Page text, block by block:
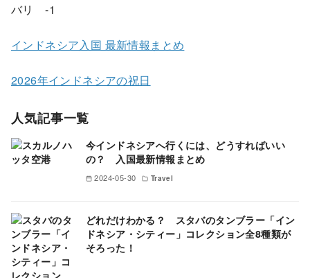
バリ -1
インドネシア入国 最新情報まとめ
2026年インドネシアの祝日
人気記事一覧
今インドネシアへ行くには、どうすればいい
の？ 入国最新情報まとめ
2024-05-30 Travel
どれだけわかる？ スタバのタンブラー「イン
ドネシア・シティー」コレクション全8種類が
そろった！